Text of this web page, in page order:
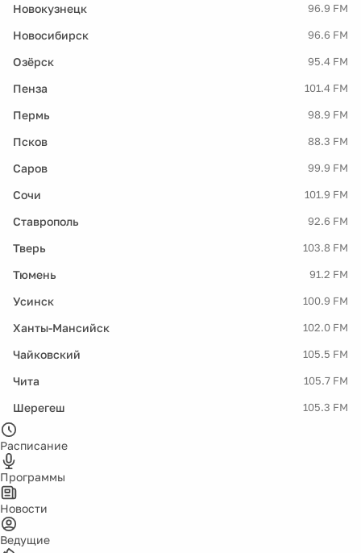
Новокузнецк 96.9 FM
Новосибирск 96.6 FM
Озёрск 95.4 FM
Пенза 101.4 FM
Пермь 98.9 FM
Псков 88.3 FM
Саров 99.9 FM
Сочи 101.9 FM
Ставрополь 92.6 FM
Тверь 103.8 FM
Тюмень 91.2 FM
Усинск 100.9 FM
Ханты-Мансийск 102.0 FM
Чайковский 105.5 FM
Чита 105.7 FM
Шерегеш 105.3 FM
Расписание
Программы
Новости
Ведущие